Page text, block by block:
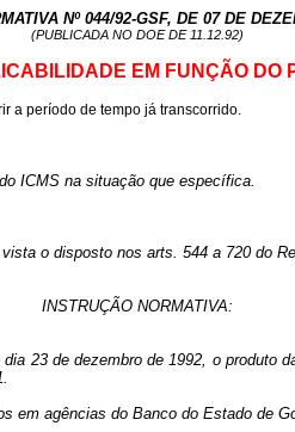
Nº 044/92-GSF, DE 07 DE
(PUBLICADA NO DOE DE 11.12.92)
EM FUNÇÃO DO
a período de tempo já transcorrido.
ICMS na situação que específica.
o disposto nos arts. 544 a 720 do
INSTRUÇÃO NORMATIVA:
23 de dezembro de 1992, o produto
em agências do Banco do Estado de